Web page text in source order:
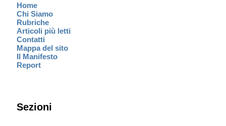
Home
Chi Siamo
Rubriche
Articoli più letti
Contatti
Mappa del sito
Il Manifesto
Report
Sezioni